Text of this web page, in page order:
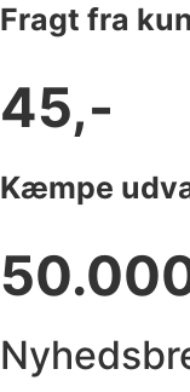
Fragt fra kun
45,-
Kæmpe